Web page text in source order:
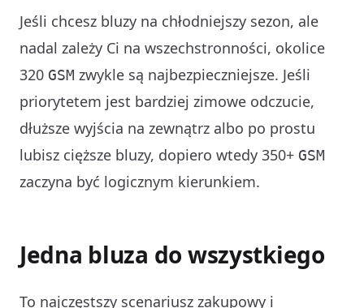
Jeśli chcesz bluzy na chłodniejszy sezon, ale
nadal zależy Ci na wszechstronności, okolice
320 GSM zwykle są najbezpieczniejsze. Jeśli
priorytetem jest bardziej zimowe odczucie,
dłuższe wyjścia na zewnątrz albo po prostu
lubisz cięższe bluzy, dopiero wtedy 350+ GSM
zaczyna być logicznym kierunkiem.
Jedna bluza do wszystkiego
To najczęstszy scenariusz zakupowy i